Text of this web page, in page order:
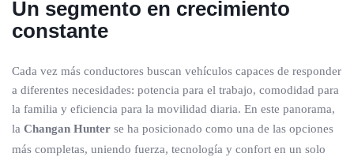
Un segmento en crecimiento
constante
Cada vez más conductores buscan vehículos capaces de responder
a diferentes necesidades: potencia para el trabajo, comodidad para
la familia y eficiencia para la movilidad diaria. En este panorama,
la Changan Hunter se ha posicionado como una de las opciones
más completas, uniendo fuerza, tecnología y confort en un solo